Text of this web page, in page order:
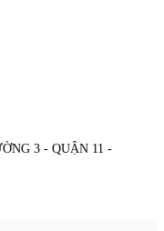
3 - QUẬN 11 -